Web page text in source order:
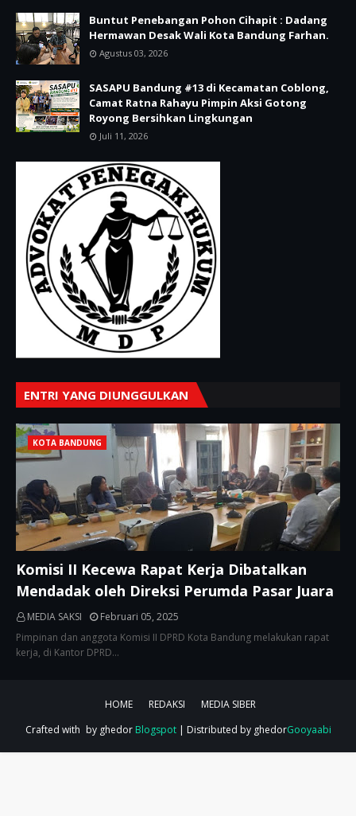
Buntut Penebangan Pohon Cihapit : Dadang
Hermawan Desak Wali Kota Bandung Farhan.
Agustus 03, 2026
SASAPU Bandung #13 di Kecamatan Coblong,
Camat Ratna Rahayu Pimpin Aksi Gotong
Royong Bersihkan Lingkungan
Juli 11, 2026
ENTRI YANG DIUNGGULKAN
KOTA BANDUNG
Komisi II Kecewa Rapat Kerja Dibatalkan
Mendadak oleh Direksi Perumda Pasar Juara
MEDIA SAKSI
Februari 05, 2025
Pimpinan dan anggota Komisi II DPRD Kota Bandung melakukan rapat
kerja, di Kantor DPRD…
HOME REDAKSI
MEDIA SIBER
Crafted with by ghedor Blogspot| Distributed by ghedorGooyaabi